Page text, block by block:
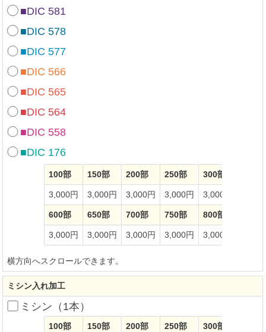
■DIC 581
■DIC 578
■DIC 577
■DIC 566
■DIC 565
■DIC 564
■DIC 558
■DIC 176
100部 150部 200部 250部 300部
3,000円 3,000円 3,000円 3,000円 3,000円
600部 650部 700部 750部 800部
3,000円 3,000円 3,000円 3,000円 3,000円
横方向へスクロールできます。
ミシン入れ加工
ミシン（1本）
100部 150部 200部 250部 300部